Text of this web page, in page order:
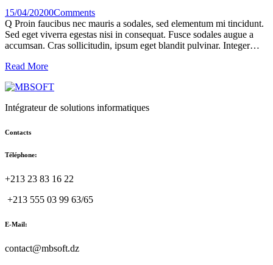
15/04/20200Comments
Q Proin faucibus nec mauris a sodales, sed elementum mi tincidunt.
Sed eget viverra egestas nisi in consequat. Fusce sodales augue a
accumsan. Cras sollicitudin, ipsum eget blandit pulvinar. Integer…
Read More
Intégrateur de solutions informatiques
Contacts
Téléphone:
+213 23 83 16 22
+213 555 03 99 63/65
E-Mail:
contact@mbsoft.dz